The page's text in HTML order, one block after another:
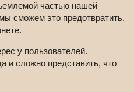
частью нашей
сможем это предотвратить.
у пользователей.
и сложно представить, что